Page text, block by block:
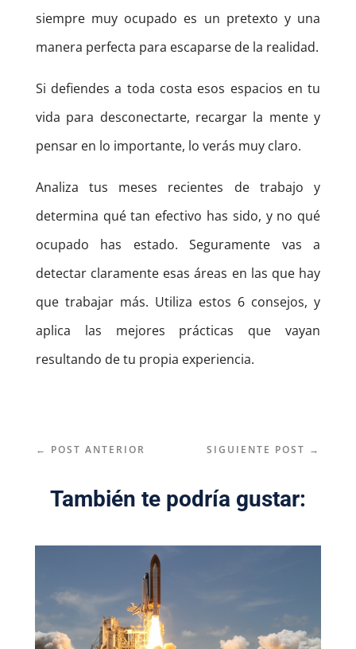
siempre muy ocupado es un pretexto y una
manera perfecta para escaparse de la realidad.
Si defiendes a toda costa esos espacios en tu
vida para desconectarte, recargar la mente y
pensar en lo importante, lo verás muy claro.
Analiza tus meses recientes de trabajo y
determina qué tan efectivo has sido, y no qué
ocupado has estado. Seguramente vas a
detectar claramente esas áreas en las que hay
que trabajar más. Utiliza estos 6 consejos, y
aplica las mejores prácticas que vayan
resultando de tu propia experiencia.
← POST ANTERIOR SIGUIENTE POST →
También te podría gustar: